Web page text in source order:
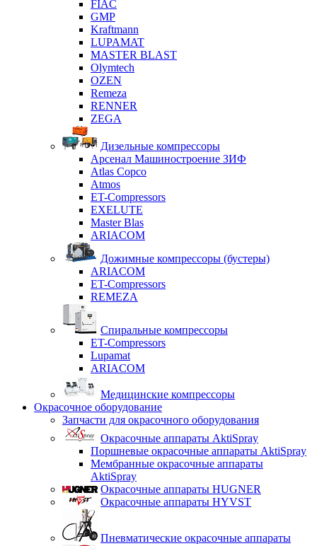
FIAC
GMP
Kraftmann
LUPAMAT
MASTER BLAST
Olymtech
OZEN
Remeza
RENNER
ZEGA
Дизельные компрессоры
Арсенал Машиностроение ЗИФ
Atlas Copco
Atmos
ET-Compressors
EXELUTE
Master Blas
ARIACOM
Дожимные компрессоры (бустеры)
ARIACOM
ET-Compressors
REMEZA
Спиральные компрессоры
ET-Compressors
Lupamat
ARIACOM
Медицинские компрессоры
Окрасочное оборудование
Запчасти для окрасочного оборудования
Окрасочные аппараты AktiSpray
Поршневые окрасочные аппараты AktiSpray
Мембранные окрасочные аппараты
AktiSpray
Окрасочные аппараты HUGNER
Окрасочные аппараты HYVST
Пневматические окрасочные аппараты